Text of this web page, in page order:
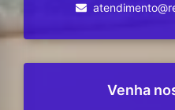
Venha